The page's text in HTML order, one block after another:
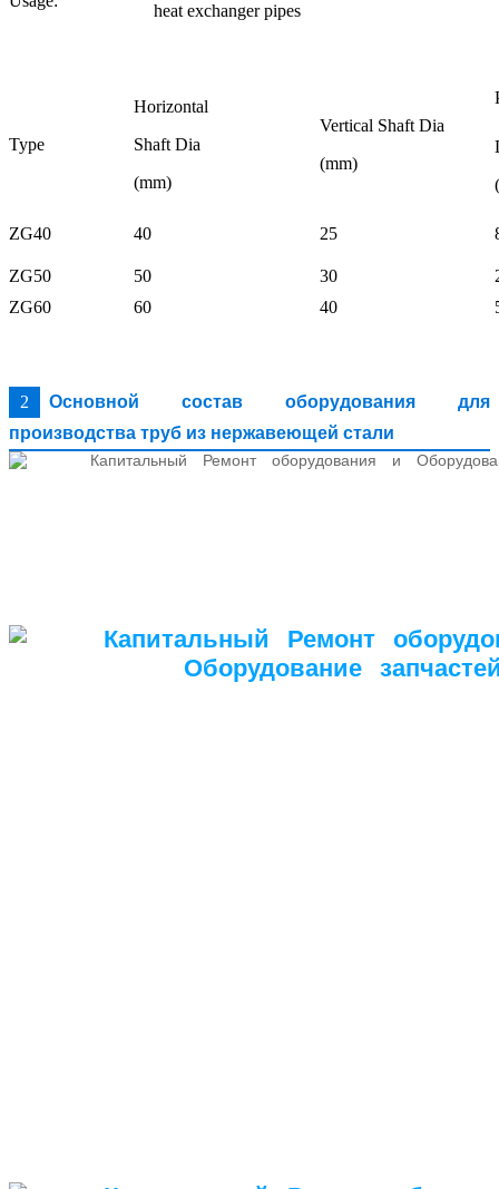
heat exchanger pipes
Type
Horizontal
Shaft Dia
(mm)
Vertical Shaft Dia
(mm)
ZG40 40 25
ZG50 50 30
ZG60
60 40
2
Основной состав оборудования для
производства труб из нержавеющей стали